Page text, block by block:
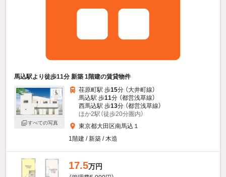
馬込駅より徒歩11分 新築 1階建の賃貸物件
すべての写真
荏原町駅 歩15分 （大井町線）
馬込駅 歩11分 （都営浅草線）
西馬込駅 歩13分 （都営浅草線）
ほか2駅（徒歩20分圏内）
東京都大田区南馬込１
1階建 / 新築 / 木造
17.5万円